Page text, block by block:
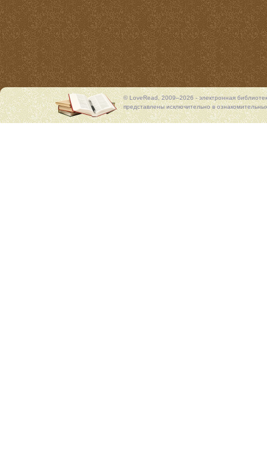
© LoveRead, 2009–2026 - электронная
представлены исключительно в